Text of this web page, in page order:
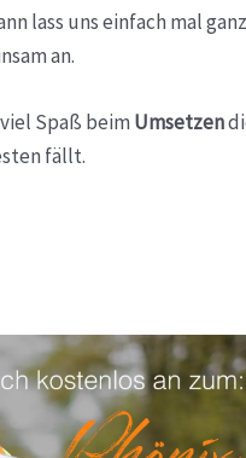
lass uns einfach mal ganz
an.
Spaß beim Umsetzen
fällt.